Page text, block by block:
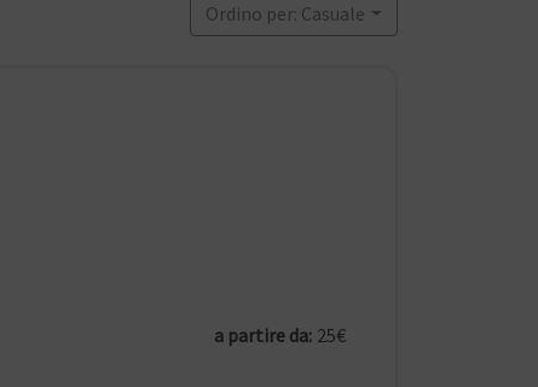
Ordino per: Casuale
a partire da: 25€